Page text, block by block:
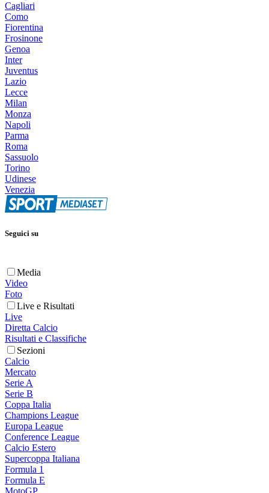
Cagliari
Como
Fiorentina
Frosinone
Genoa
Inter
Juventus
Lazio
Lecce
Milan
Monza
Napoli
Parma
Roma
Sassuolo
Torino
Udinese
Venezia
Seguici su
Media
Video
Foto
Live e Risultati
Live
Diretta Calcio
Risultati e Classifiche
Sezioni
Calcio
Mercato
Serie A
Serie B
Coppa Italia
Champions League
Europa League
Conference League
Calcio Estero
Supercoppa Italiana
Formula 1
Formula E
MotoGP